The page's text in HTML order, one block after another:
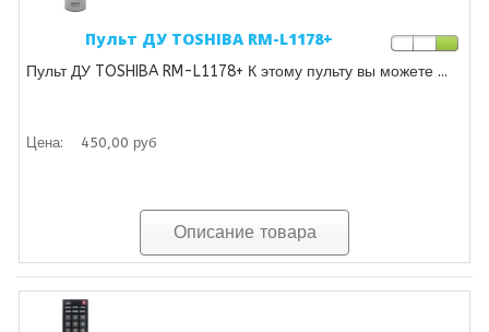
Пульт ДУ TOSHIBA RM-L1178+
Пульт ДУ TOSHIBA RM-L1178+ К этому пульту вы можете ...
Цена: 450,00 руб
Описание товара